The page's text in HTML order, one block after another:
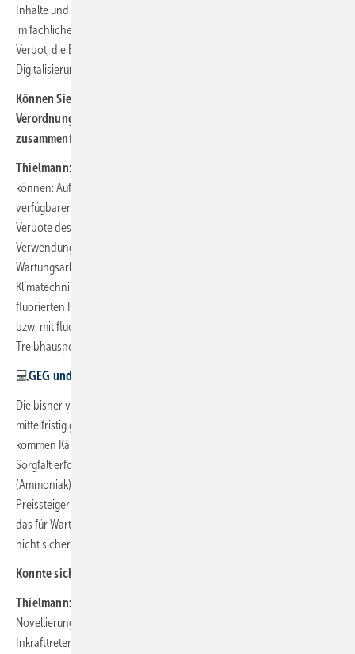
Inhalte und Auswirkungen auch auf der Chillventa in zwei Vorträgen
im fachlichen Rahmenprogramm vorstellen. Aber auch das PFAS-
Verbot, die Bedeutung der Risikobeurteilung von Kälteanlagen und die
Digitalisierung im Handwerk zählen zu unseren Vortragsthemen.
Können Sie die wesentlichen Inhalte der novellierten F-Gase-
Verordnung und die Folgen für die Branche kurz
zusammenfassen?
Thielmann:
können: Aufgrund einer kontinuierlichen Verringerung der
verfügbaren Menge an F-Gasen, durch anwendungsspezifische
Verbote des Inverkehrbringens für Anlagen mit F-Gasen sowie durch
Verwendungsverbote von bestimmten Kältemitteln für
Wartungsarbeiten zeichnet sich klar ab, wie sich die Kälte- und
Klimatechnik entwickeln wird: Neuanlagen sollten nur noch mit nicht-
fluorierten Kältemitteln wie Propan, Kohlendioxid oder Ammoniak
bzw. mit fluorierten Kältemitteln mit einem möglichst niedrigen
Treibhauspotential geplant werden.
💻GEG und BEG: kostenfreies Webinar zur GET Nord
Die bisher vorrangig verwendeten Sicherheitskältemittel werden
mittelfristig größtenteils vom Markt verschwinden. Stattdessen
kommen Kältemittel zum Einsatz, bei deren Verwendung größere
Sorgfalt erforderlich ist, weil diese brennbar (Propan) oder toxisch
(Ammoniak) sind bzw. hohe Anlagendrücke haben (Kohlendioxid).
Preissteigerungen und Engpässe für F-Gase sind zu erwarten und ob
das für Wartungsarbeiten ggf. benötigte F-Gas erhältlich sein wird, ist
nicht sichergestellt.
Konnte sich der VDKF in den Novellierungsprozess einbringen?
Thielmann:
Novellierungsentwurfs der EU-Kommission im April 2022 bis zum
Inkrafttreten der Verordnung im März 2024 kontinuierlich unsere